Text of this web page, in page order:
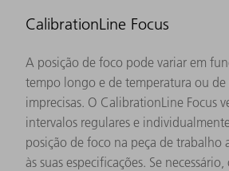
CalibrationLine Focus
A posição de foco pode variar em
tempo longo e de temperatura ou
imprecisas. O CalibrationLine Focus
intervalos regulares e
posição de foco na peça de trabalho
às suas especificações. Se